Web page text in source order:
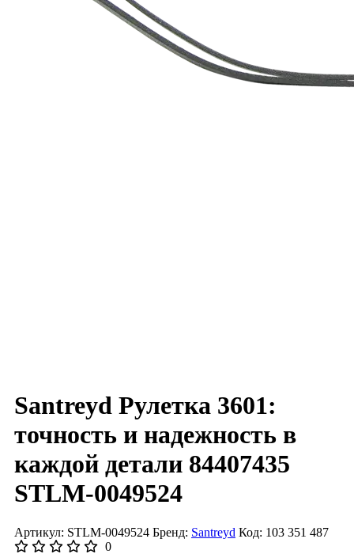
Santreyd Рулетка 3601:
точность и надежность в
каждой детали 84407435
STLM-0049524
Артикул: STLM-0049524 Бренд: Santreyd Код: 103 351 487
0